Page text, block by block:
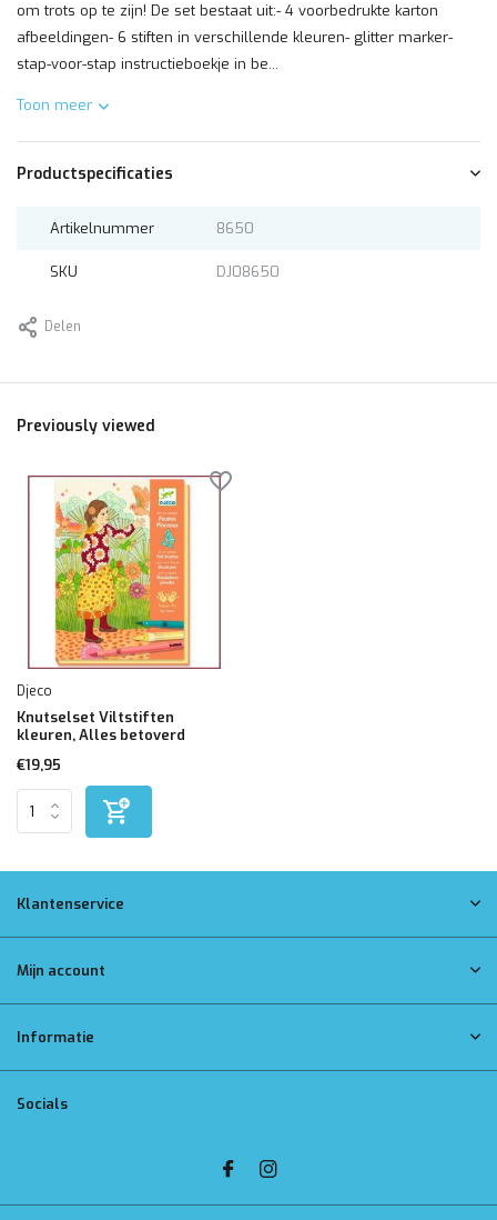
om trots op te zijn! De set bestaat uit:- 4 voorbedrukte karton
afbeeldingen- 6 stiften in verschillende kleuren- glitter marker-
stap-voor-stap instructieboekje in be...
Toon meer
Productspecificaties
Artikelnummer 8650
SKU DJ08650
Delen
Previously viewed
Djeco
Knutselset Viltstiften
kleuren, Alles betoverd
€19,95
Klantenservice
Mijn account
Informatie
Socials